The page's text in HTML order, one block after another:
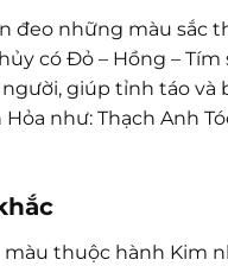
đeo những màu sắc
có Đỏ – Hồng –
giúp tỉnh táo và
như: Thạch Anh
thuộc hành Kim